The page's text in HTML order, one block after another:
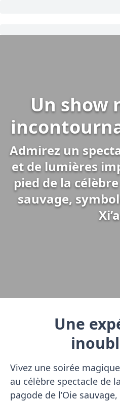
Un show
Admirez un
et de lumières
pied de la
sauvage,
Une
Vivez une soirée
au célèbre spectacle de
pagode de l’Oie